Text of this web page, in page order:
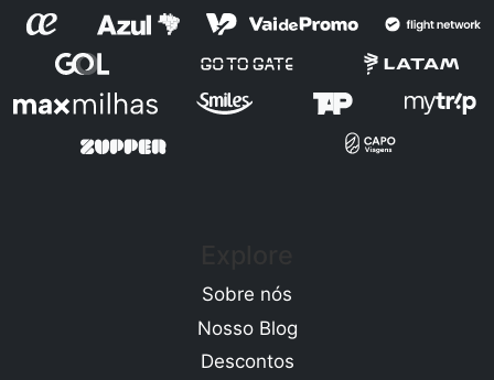
Sobre nós
Nosso Blog
Descontos